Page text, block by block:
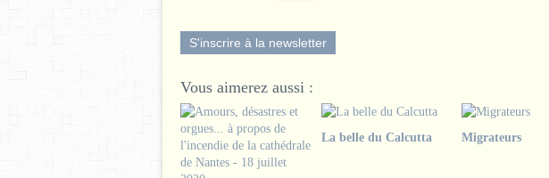
S'inscrire à la newsletter
Vous aimerez aussi :
La belle du Calcutta Migrateurs